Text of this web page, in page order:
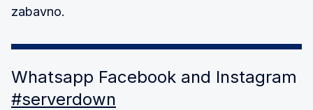
zabavno.
Whatsapp Facebook and Instagram
#serverdown